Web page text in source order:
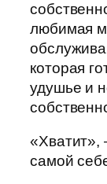
любимая
которая
удушье и
«Хватит»,
самой